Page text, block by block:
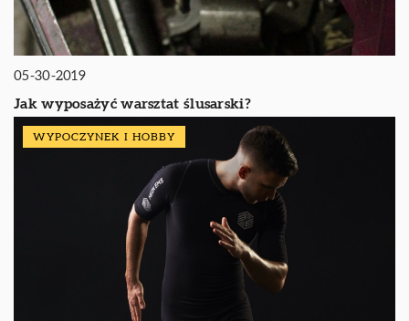
05-30-2019
Jak wyposażyć warsztat ślusarski?
WYPOCZYNEK I HOBBY